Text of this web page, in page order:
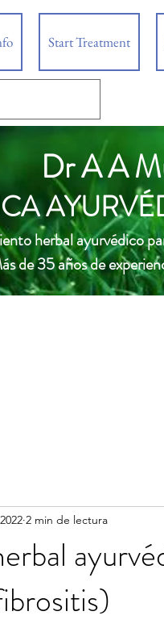
Start Treatment
Dr A A
herbal ayurvédico
de 35 años de
2 min de lectura